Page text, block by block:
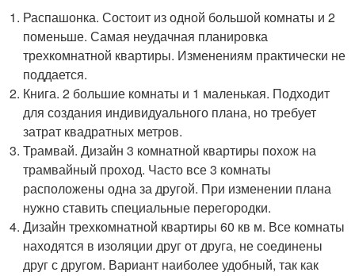
Распашонка. Состоит из одной большой комнаты и 2
поменьше. Самая неудачная планировка
трехкомнатной квартиры. Изменениям практически не
поддается.
Книга. 2 большие комнаты и 1 маленькая. Подходит
для создания индивидуального плана, но требует
затрат квадратных метров.
Трамвай. Дизайн 3 комнатной квартиры похож на
трамвайный проход. Часто все 3 комнаты
расположены одна за другой. При изменении плана
нужно ставить специальные перегородки.
Дизайн трехкомнатной квартиры 60 кв м. Все комнаты
находятся в изоляции друг от друга, не соединены
друг с другом. Вариант наиболее удобный, так как